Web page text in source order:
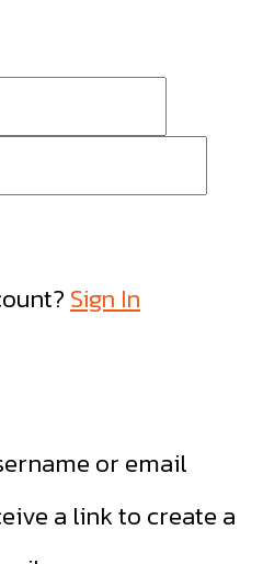
Sign In
or email
a link to create a